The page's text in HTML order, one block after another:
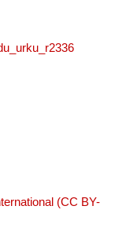
(CC BY-